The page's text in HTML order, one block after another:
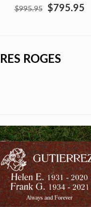
$995.95 $795.95
ROGES